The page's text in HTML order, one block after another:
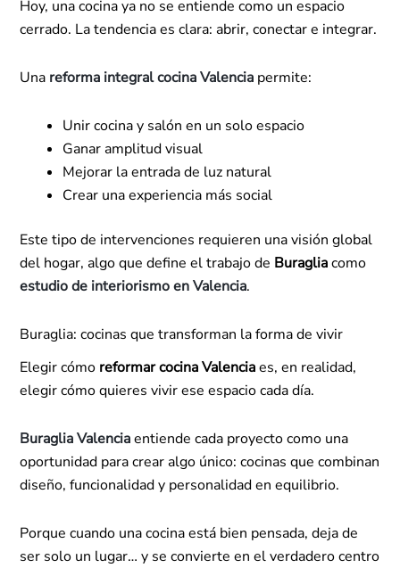
Hoy, una cocina ya no se entiende como un espacio
cerrado. La tendencia es clara: abrir, conectar e integrar.
Una reforma integral cocina Valencia permite:
Unir cocina y salón en un solo espacio
Ganar amplitud visual
Mejorar la entrada de luz natural
Crear una experiencia más social
Este tipo de intervenciones requieren una visión global
del hogar, algo que define el trabajo de Buragliacomo
estudio de interiorismo en Valencia.
Buraglia: cocinas que transforman la forma de vivir
Elegir cómo reformar cocina Valenciaes, en realidad,
elegir cómo quieres vivir ese espacio cada día.
Buraglia Valenciaentiende cada proyecto como una
oportunidad para crear algo único: cocinas que combinan
diseño, funcionalidad y personalidad en equilibrio.
Porque cuando una cocina está bien pensada, deja de
ser solo un lugar… y se convierte en el verdadero centro